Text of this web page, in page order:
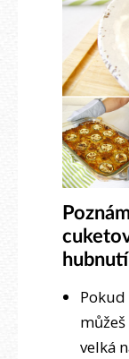
hubnutí
Pokud
velká